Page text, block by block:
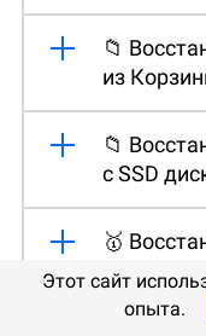
📁
из
📁
с SSD
🥇
Этот сайт
опыта.